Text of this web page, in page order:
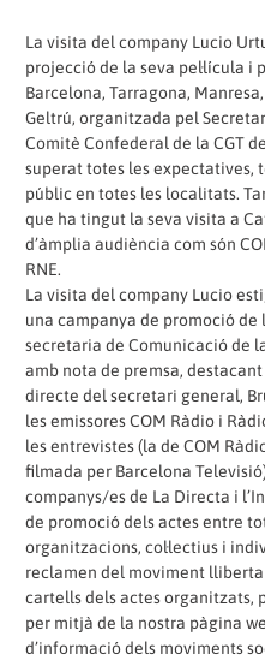
La visita del company Lucio
projecció de la seva pel·lícula i
Barcelona, Tarragona,
Geltrú, organitzada pel
Comitè Confederal de la CGT
superat totes les expectatives,
públic en totes les localitats.
que ha tingut la seva visita a
d’àmplia audiència com són
RNE.
La visita del company Lucio
una campanya de promoció de
secretaria de Comunicació de
amb nota de premsa,
directe del secretari general,
les emissores COM Ràdio i
les entrevistes (la de COM
filmada per Barcelona
companys/es de La Directa i
de promoció dels actes entre
organitzacions, col·lectius i
reclamen del moviment
cartells dels actes organitzats,
per mitjà de la nostra pàgina
d’informació dels moviments